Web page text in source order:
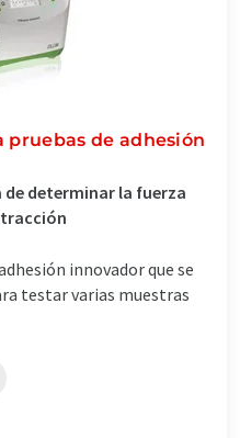
pruebas de adhesión
de determinar la fuerza
tracción
innovador que se
testar varias muestras